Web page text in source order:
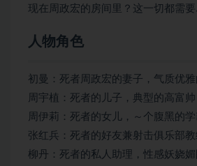
现在周政宏的房间里？这一切都需要
人物角色
初曼：死者周政宏的妻子，气质优
周宇植：死者的儿子，典型的高富
周伊莉：死者的女儿，～个腹黑的
张红兵：死者的好友兼射击俱乐部
柳丹：死者的私人助理，性感妖娆